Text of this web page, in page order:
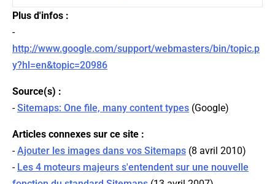
Plus d'infos :
-
http://www.google.com/support/webmasters/bin/topic.p
y?hl=en&topic=20986
Source(s) :
-Sitemaps: One file, many content types (Google)
Articles connexes sur ce site :
-Ajouter les images dans vos Sitemaps (8 avril 2010)
- Les 4 moteurs majeurs s'entendent sur une nouvelle